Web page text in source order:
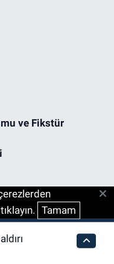
ve Fikstür
Tamam